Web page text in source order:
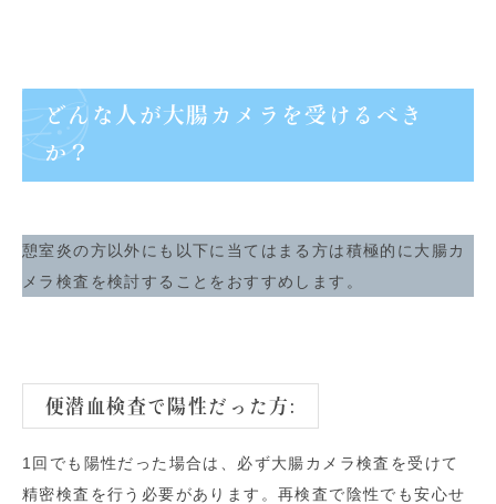
どんな人が大腸カメラを受けるべき
か？
憩室炎の方以外にも以下に当てはまる方は積極的に大腸カ
メラ検査を検討することをおすすめします。
便潜血検査で陽性だった方:
1回でも陽性だった場合は、必ず大腸カメラ検査を受けて
精密検査を行う必要があります。再検査で陰性でも安心せ